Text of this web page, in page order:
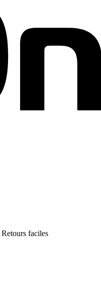
Retours faciles